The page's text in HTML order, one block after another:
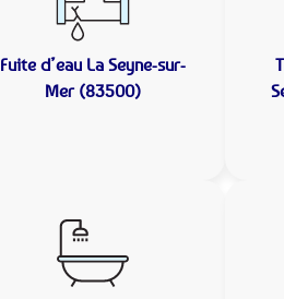
Fuite d’eau La Seyne-sur-
Mer (83500)